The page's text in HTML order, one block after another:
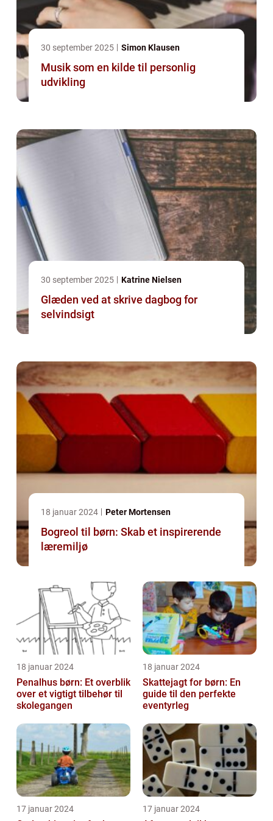
30 september 2025 Simon Klausen
Musik som en kilde til personlig
udvikling
30 september 2025 Katrine Nielsen
Glæden ved at skrive dagbog for
selvindsigt
18 januar 2024 Peter Mortensen
Bogreol til børn: Skab et inspirerende
læremiljø
18 januar 2024
Penalhus børn: Et overblik
over et vigtigt tilbehør til
skolegangen
18 januar 2024
Skattejagt for børn: En
guide til den perfekte
eventyrleg
17 januar 2024 17 januar 2024